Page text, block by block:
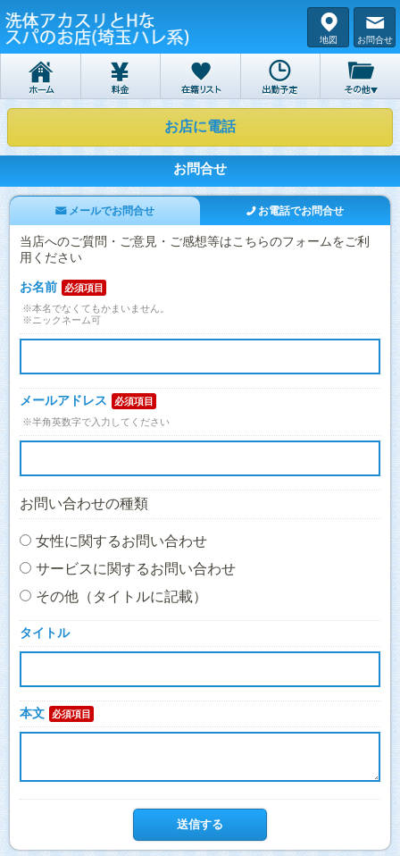
お問合せ
地図
お店に電話
お問合せ
メールでお問合せ お電話でお問合せ
当店へのご質問・ご意見・ご感想等はこちらのフォームをご利
用ください
お名前
必須項目
※本名でなくてもかまいません。
※ニックネーム可
メールアドレス
必須項目
※半角英数字で入力してください
お問い合わせの種類
女性に関するお問い合わせ
サービスに関するお問い合わせ
その他（タイトルに記載）
タイトル
本文 必須項目